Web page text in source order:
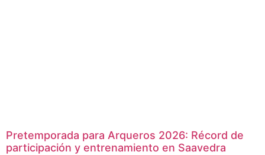
Pretemporada para Arqueros 2026: Récord de
participación y entrenamiento en Saavedra